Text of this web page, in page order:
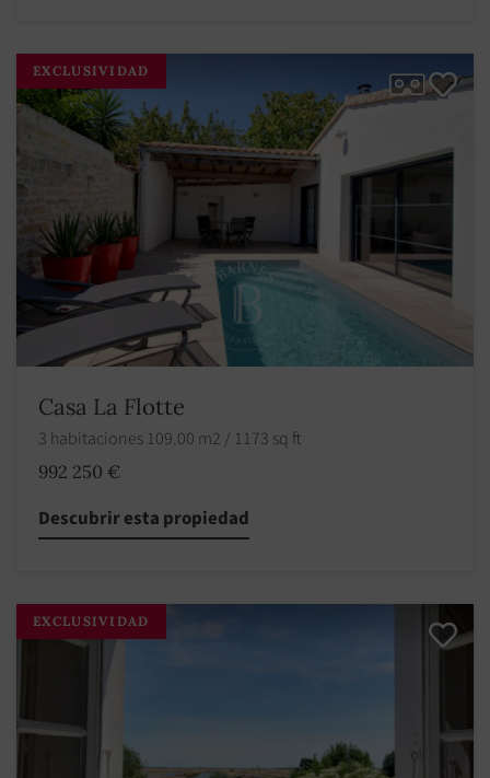
EXCLUSIVIDAD
Casa La Flotte
3 habitaciones 109.00 m2 / 1173 sq ft
992 250 €
Descubrir esta propiedad
EXCLUSIVIDAD